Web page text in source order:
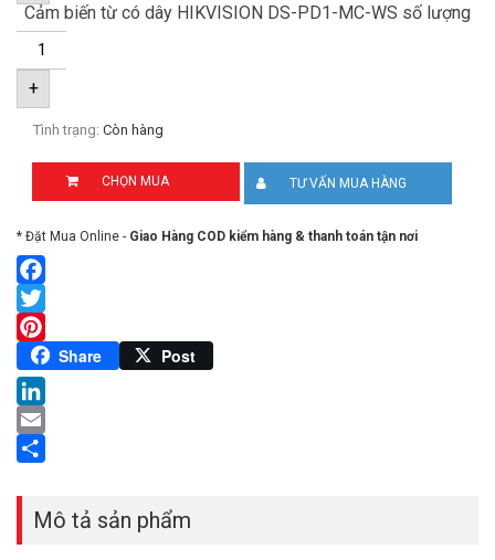
Cảm biến từ có dây HIKVISION DS-PD1-MC-WS số lượng
+
Tình trạng: Còn hàng
CHỌN MUA TƯ VẤN MUA HÀNG
* Đặt Mua Online - Giao Hàng COD kiểm hàng & thanh toán tận nơi
Facebook
Twitter
Pinterest
Share Post
LinkedIn
Email
Mô tả sản phẩm